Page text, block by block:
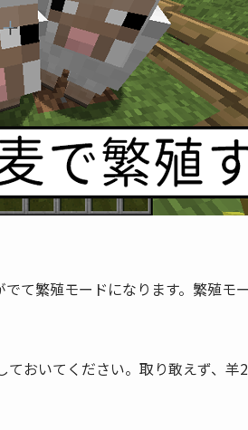
て繁殖モードになります。繁殖モ
ておいてください。取り敢えず、羊